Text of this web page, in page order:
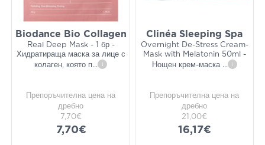
Biodance Bio Collagen
Real Deep Mask - 1 бр -
Хидратираща маска за лице с
колаген, която п... i
Препоръчителна цена на
дребно
7,70€
7,70€
Clinéa Sleeping Spa
Overnight De-Stress Cream-
Mask with Melatonin 50ml -
Нощен крем-маска ... i
Препоръчителна цена на
дребно
21,00€
16,17€